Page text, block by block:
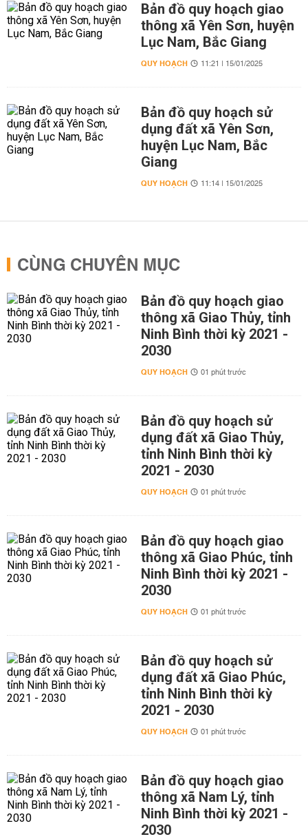
Bản đồ quy hoạch giao
thông xã Yên Sơn, huyện
Lục Nam, Bắc Giang
QUY HOẠCH 11:21 | 15/01/2025
Bản đồ quy hoạch sử
dụng đất xã Yên Sơn,
huyện Lục Nam, Bắc
Giang
QUY HOẠCH 11:14 | 15/01/2025
CÙNG CHUYÊN MỤC
Bản đồ quy hoạch giao
thông xã Giao Thủy, tỉnh
Ninh Bình thời kỳ 2021 -
2030
QUY HOẠCH 01 phút trước
Bản đồ quy hoạch sử
dụng đất xã Giao Thủy,
tỉnh Ninh Bình thời kỳ
2021 - 2030
QUY HOẠCH 01 phút trước
Bản đồ quy hoạch giao
thông xã Giao Phúc, tỉnh
Ninh Bình thời kỳ 2021 -
2030
QUY HOẠCH 01 phút trước
Bản đồ quy hoạch sử
dụng đất xã Giao Phúc,
tỉnh Ninh Bình thời kỳ
2021 - 2030
QUY HOẠCH 01 phút trước
Bản đồ quy hoạch giao
thông xã Nam Lý, tỉnh
Ninh Bình thời kỳ 2021 -
2030